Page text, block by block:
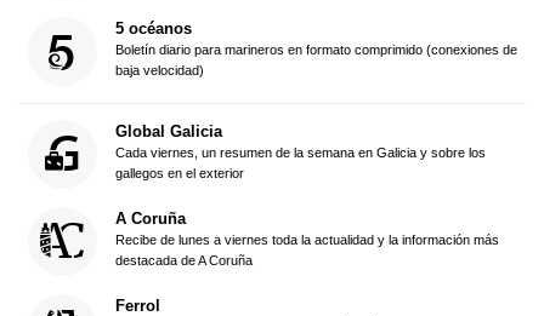
5 océanos
Boletín diario para marineros en formato comprimido (conexiones de
baja velocidad)
Global Galicia
Cada viernes, un resumen de la semana en Galicia y sobre los
gallegos en el exterior
A Coruña
Recibe de lunes a viernes toda la actualidad y la información más
destacada de A Coruña
Ferrol